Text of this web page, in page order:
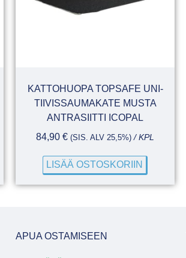
KATTOHUOPA TOPSAFE UNI-
TIIVISSAUMAKATE MUSTA
ANTRASIITTI ICOPAL
84,90 € (SIS. ALV 25,5%) / KPL
LISÄÄ OSTOSKORIIN
APUA OSTAMISEEN